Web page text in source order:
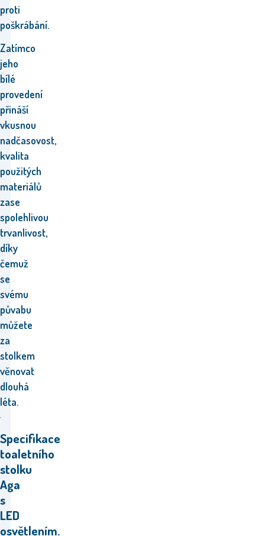
proti
poškrábání.
Zatímco
jeho
bílé
provedení
přináší
vkusnou
nadčasovost,
kvalita
použitých
materiálů
zase
spolehlivou
trvanlivost,
díky
čemuž
se
svému
půvabu
můžete
za
stolkem
věnovat
dlouhá
léta.
Specifikace
toaletního
stolku
Aga
s
LED
osvětlením.